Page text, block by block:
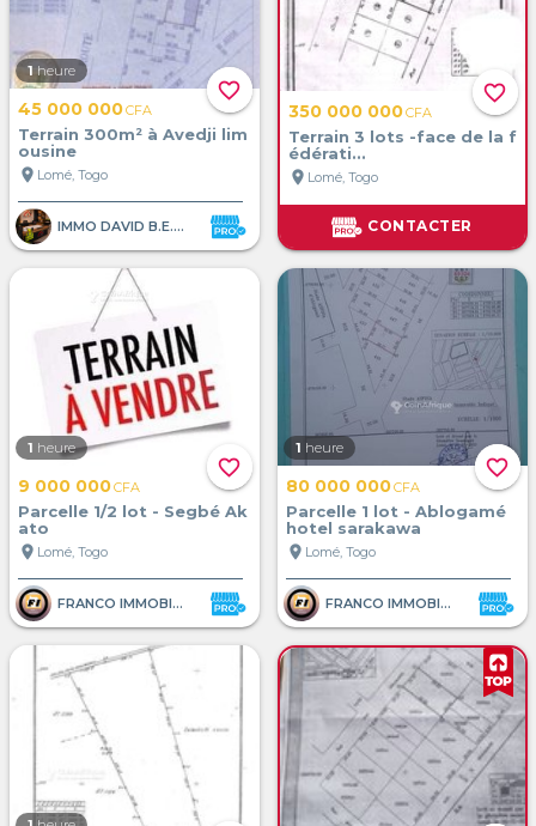
favorite_border
1 heure
45 000 000CFA
Terrain 300m² à Avedji lim
ousine
location_on Lomé, Togo
IMMO DAVID B.E.A.M
favorite_border
350 000 000CFA
Terrain 3 lots -face de la f
édérati...
location_on Lomé, Togo
CONTACTER
favorite_border
1 heure
9 000 000CFA
Parcelle 1/2 lot - Segbé Ak
ato
location_on Lomé, Togo
FRANCO IMMOBILIER
favorite_border
1 heure
80 000 000CFA
Parcelle 1 lot - Ablogamé
hotel sarakawa
location_on Lomé, Togo
FRANCO IMMOBILIER